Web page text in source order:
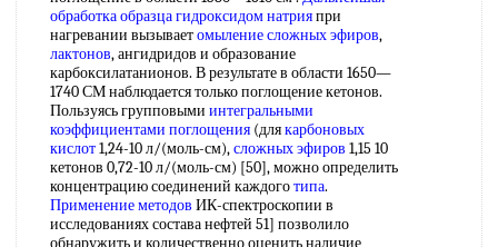
обработкаобразцагидроксидом натрияпри
нагревании вызываетомыление сложных эфиров,
лактонов, ангидридов и образование
карбоксилатанионов. В результате в области 1650—
1740 СМ наблюдается только поглощение кетонов.
Пользуясь групповыми интегральными
коэффициентами поглощения (длякарбоновых
кислот1,24-10 л/(моль-см),сложных эфиров 1,15 10
кетонов 0,72-10 л/(моль-см) [50], можно определить
концентрацию соединений каждоготипа.
Применение методов ИК-спектроскопии в
исследованиях состава нефтей 51] позволило
обнаружить и количественно оценить наличие